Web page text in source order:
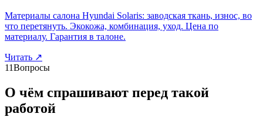
Материалы салона Hyundai Solaris: заводская ткань, износ, во
что перетянуть. Экокожа, комбинация, уход. Цена по
материалу. Гарантия в талоне.
Читать ↗
11Вопросы
О чём спрашивают перед такой
работой